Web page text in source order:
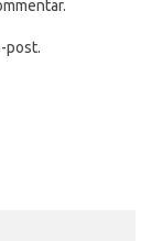
post.